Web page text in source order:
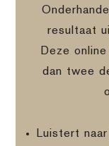
resultaat
Deze
dan twee
Luistert